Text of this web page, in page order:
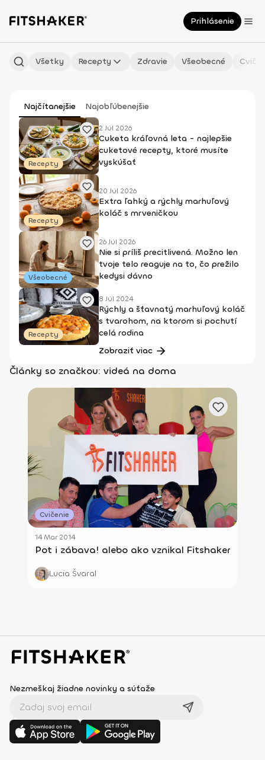
Prihlásenie
Všetky Recepty Zdravie Všeobecné
Najčítanejšie Najobľúbenejšie
Recepty
2 Júl 2026
Cuketa kráľovná leta - najlepšie
cuketové recepty, ktoré musíte
vyskúšať
Recepty
20 Júl 2026
Extra ľahký a rýchly marhuľový
koláč s mrveničkou
Všeobecné
26 Júl 2026
Nie si príliš precitlivená. Možno len
tvoje telo reaguje na to, čo prežilo
kedysi dávno
Recepty
8 Júl 2024
Rýchly a šťavnatý marhuľový koláč
s tvarohom, na ktorom si pochutí
celá rodina
Zobraziť viac
Články so značkou: videá na doma
Cvičenie
14 Mar 2014
Pot i zábava! alebo ako vznikal Fitshaker
Lucia Švaral
Nezmeškaj žiadne novinky a súťaže